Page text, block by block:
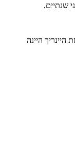
שנתיים.
היינריך היינה